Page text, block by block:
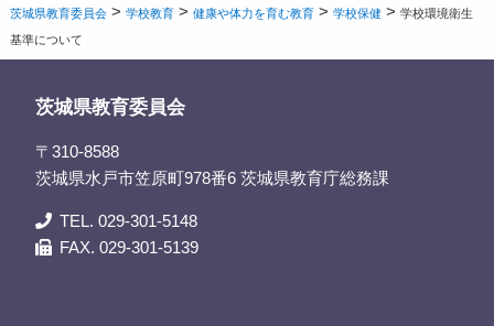
茨城県教育委員会 >学校教育 >健康や体力を育む教育 >学校保健 >学校環境衛生
基準について
茨城県教育委員会
〒310-8588
茨城県水戸市笠原町978番6 茨城県教育庁総務課
TEL. 029-301-5148
FAX. 029-301-5139